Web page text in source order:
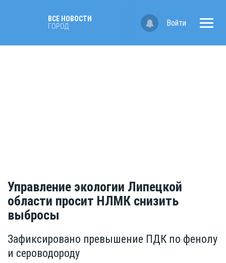
ВСЕ НОВОСТИ
ГОРОД
Войти
Управление экологии Липецкой
области просит НЛМК снизить
выбросы
Зафиксировано превышение ПДК по фенолу
и сероводороду